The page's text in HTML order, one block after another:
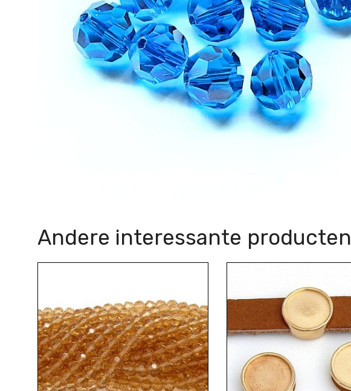
Andere interessante producten